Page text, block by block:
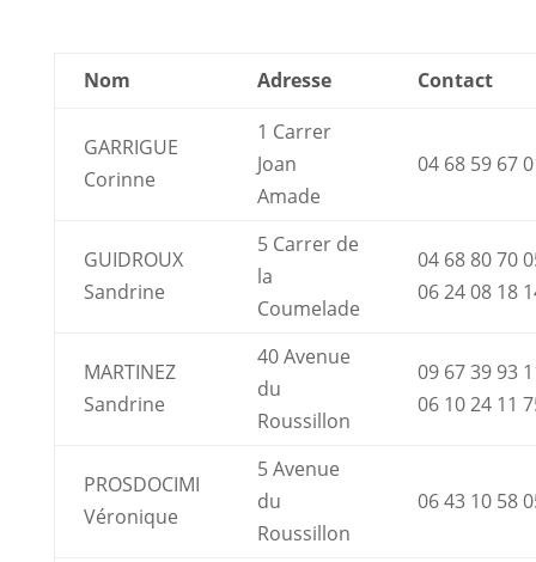
Nom Adresse Contact
GARRIGUE
Corinne
1 Carrer
Joan
Amade
04 68 59 67
GUIDROUX
Sandrine
5 Carrer de
la
Coumelade
04 68 80 70
06 24 08 18
MARTINEZ
Sandrine
40 Avenue
du
Roussillon
09 67 39 93
06 10 24 11
PROSDOCIMI
Véronique
5 Avenue
du
Roussillon
06 43 10 58